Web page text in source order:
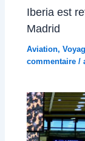
Iberia est
Madrid
Aviation,
commentaire /